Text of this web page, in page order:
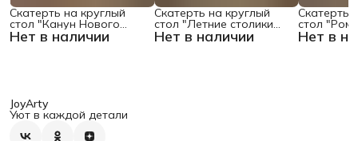
Нет в наличии
Скатерть на круглый
стол "Канун Нового
Года", 150х150 , серия Нет в наличии
Скатерть на круглый
стол "Летние столики
кафе", 150х150 Нет в
Скатерть
стол
поляне",
JoyArty
Уют в каждой детали